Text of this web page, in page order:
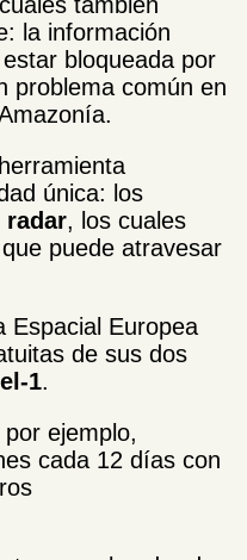
la información
bloqueada por
problema común en
única: los
radar, los cuales
puede atravesar
Espacial Europea
de sus dos
1.
ejemplo,
cada 12 días con